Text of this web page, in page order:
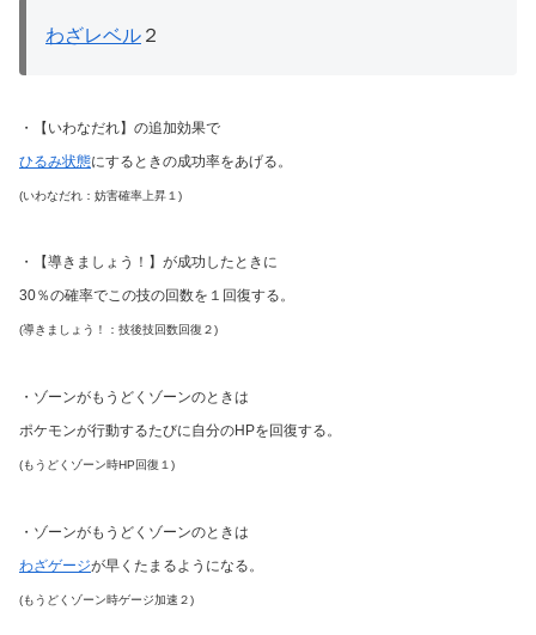
わざレベル ２
・【いわなだれ】の追加効果で
ひるみ状態にするときの成功率をあげる。
(いわなだれ：妨害確率上昇１)
・【導きましょう！】が成功したときに
30％の確率でこの技の回数を１回復する。
(導きましょう！：技後技回数回復２)
・ゾーンがもうどくゾーンのときは
ポケモンが行動するたびに自分のHPを回復する。
(もうどくゾーン時HP回復１)
・ゾーンがもうどくゾーンのときは
わざゲージが早くたまるようになる。
(もうどくゾーン時ゲージ加速２)